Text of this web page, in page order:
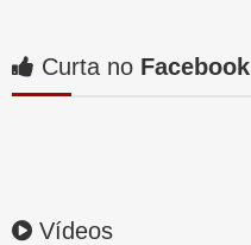
Curta no Facebook
Vídeos